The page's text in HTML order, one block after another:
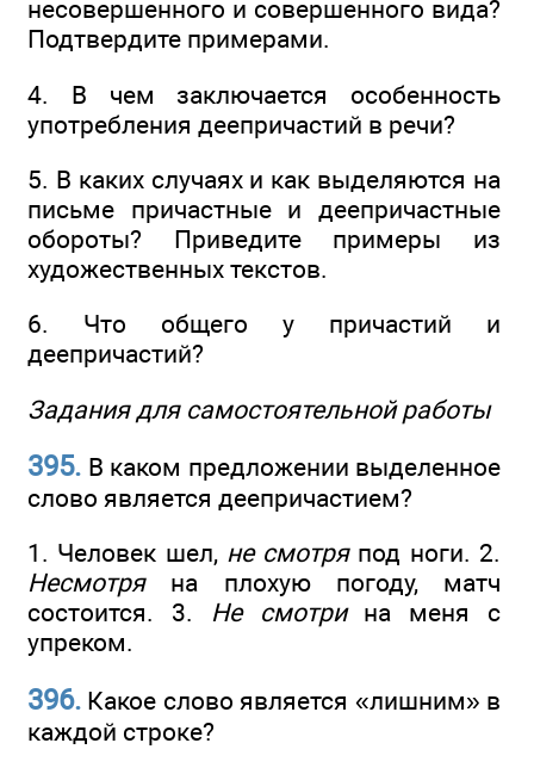
несовершенного и совершенного вида?
Подтвердите примерами.
4. В чем заключается особенность
употребления деепричастий в речи?
5. В каких случаях и как выделяются на
письме причастные и деепричастные
обороты? Приведите примеры из
художественных текстов.
6. Что общего у причастий и
деепричастий?
Задания для самостоятельной работы
395. В каком предложении выделенное
слово является деепричастием?
1. Человек шел, не смотряпод ноги. 2.
Несмотряна плохую погоду, матч
состоится. 3. Не смотрина меня с
упреком.
396. Какое слово является «лишним» в
каждой строке?